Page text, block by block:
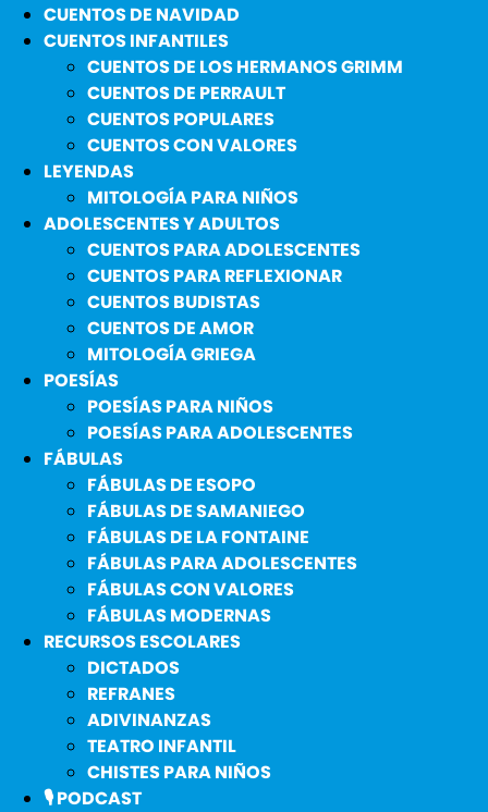
CUENTOS DE NAVIDAD
CUENTOS INFANTILES
CUENTOS DE LOS HERMANOS GRIMM
CUENTOS DE PERRAULT
CUENTOS POPULARES
CUENTOS CON VALORES
LEYENDAS
MITOLOGÍA PARA NIÑOS
ADOLESCENTES Y ADULTOS
CUENTOS PARA ADOLESCENTES
CUENTOS PARA REFLEXIONAR
CUENTOS BUDISTAS
CUENTOS DE AMOR
MITOLOGÍA GRIEGA
POESÍAS
POESÍAS PARA NIÑOS
POESÍAS PARA ADOLESCENTES
FÁBULAS
FÁBULAS DE ESOPO
FÁBULAS DE SAMANIEGO
FÁBULAS DE LA FONTAINE
FÁBULAS PARA ADOLESCENTES
FÁBULAS CON VALORES
FÁBULAS MODERNAS
RECURSOS ESCOLARES
DICTADOS
REFRANES
ADIVINANZAS
TEATRO INFANTIL
CHISTES PARA NIÑOS
🎙️ PODCAST